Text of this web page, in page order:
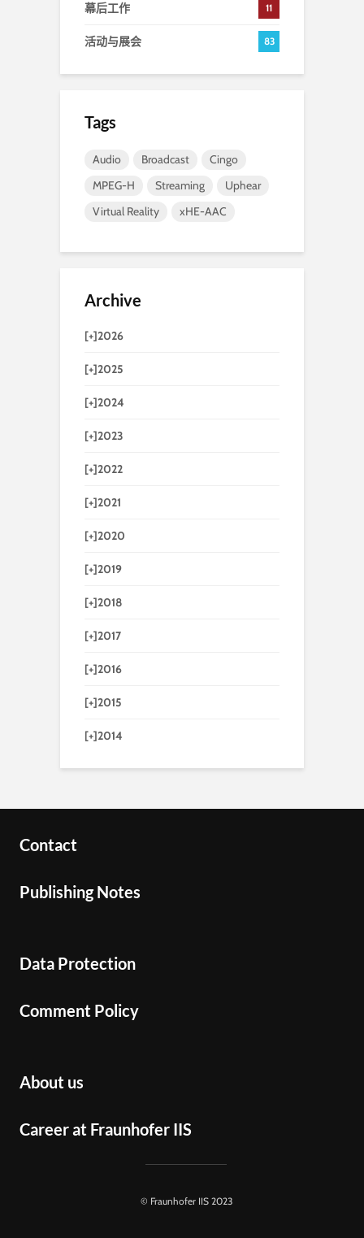
幕后工作 11
活动与展会 83
Tags
Audio Broadcast
Cingo
MPEG-H
Streaming
Uphear
Virtual Reality
xHE-AAC
Archive
[+]2026
[+]2025
[+]2024
[+]2023
[+]2022
[+]2021
[+]2020
[+]2019
[+]2018
[+]2017
[+]2016
[+]2015
[+]2014
Contact
Publishing Notes
Data Protection
Comment Policy
About us
Career at Fraunhofer IIS
© Fraunhofer IIS 2023